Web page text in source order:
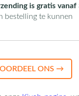
is gratis vanaf
bestelling te kunnen
ONS →